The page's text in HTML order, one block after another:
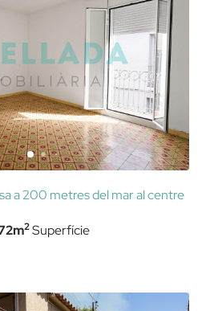
a 200 metres del mar al centre
2Superfície